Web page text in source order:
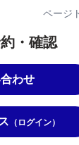
・確認
わせ
（ログイン）